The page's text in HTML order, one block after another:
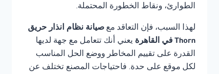
الطوارئ، ونقاط الخطورة المحتملة.
لهذا السبب، فإن التعاقد مع صيانة نظام انذار حريق
Thorn في القاهرة
يعني أنك تتعامل مع جهة لديها
القدرة على تقييم المخاطر ووضع الحل المناسب
لكل موقع على حدة. فاحتياجات المصنع تختلف عن